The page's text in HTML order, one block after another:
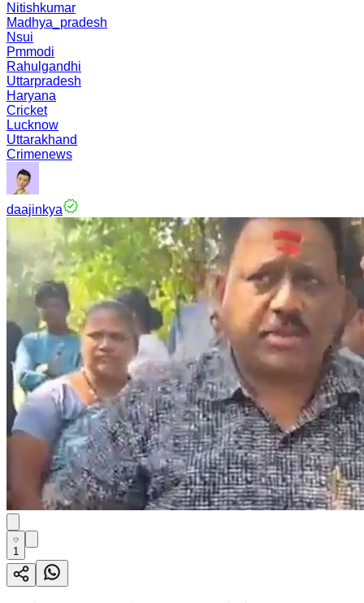
Nitishkumar
Madhya_pradesh
Nsui
Pmmodi
Rahulgandhi
Uttarpradesh
Haryana
Cricket
Lucknow
Uttarakhand
Crimenews
daajinkya
1